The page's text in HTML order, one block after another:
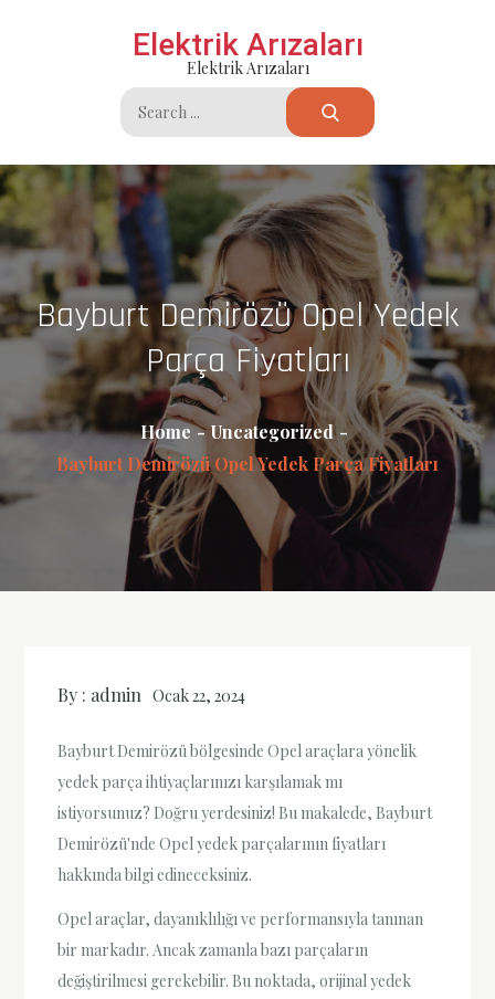
Elektrik Arızaları
Elektrik Arızaları
Search
for:
Bayburt Demirözü Opel Yedek
Parça Fiyatları
Home
Uncategorized
Bayburt Demirözü Opel Yedek Parça Fiyatları
By : admin Ocak 22, 2024
Bayburt Demirözü bölgesinde Opel araçlara yönelik
yedek parça ihtiyaçlarınızı karşılamak mı
istiyorsunuz? Doğru yerdesiniz! Bu makalede, Bayburt
Demirözü'nde Opel yedek parçalarının fiyatları
hakkında bilgi edineceksiniz.
Opel araçlar, dayanıklılığı ve performansıyla tanınan
bir markadır. Ancak zamanla bazı parçaların
değiştirilmesi gerekebilir. Bu noktada, orijinal yedek